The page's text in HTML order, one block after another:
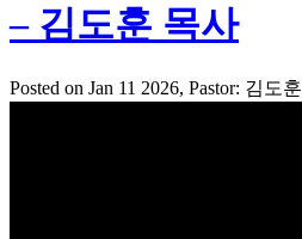
– 김도훈 목사
Posted on Jan 11 2026, Pastor: 김도훈